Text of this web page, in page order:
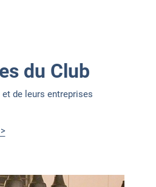
du Club
de leurs entreprises